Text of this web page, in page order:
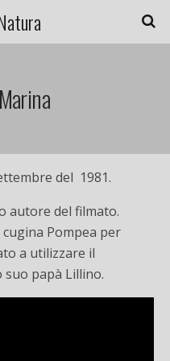
del 1981.
autore del filmato.
Pompea per
a utilizzare il
papà Lillino.